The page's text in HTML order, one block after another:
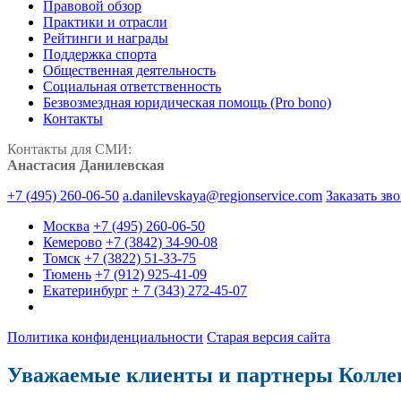
Правовой обзор
Практики и отрасли
Рейтинги и награды
Поддержка спорта
Общественная деятельность
Социальная ответственность
Безвозмездная юридическая помощь (Pro bono)
Контакты
Контакты для СМИ:
Анастасия Данилевская
+7 (495) 260-06-50 a.danilevskaya@regionservice.com Заказать
Москва +7 (495) 260-06-50
Кемерово +7 (3842) 34-90-08
Томск +7 (3822) 51-33-75
Тюмень +7 (912) 925-41-09
Екатеринбург + 7 (343) 272-45-07
Политика конфиденциальности Старая версия сайта
Уважаемые клиенты и партнеры